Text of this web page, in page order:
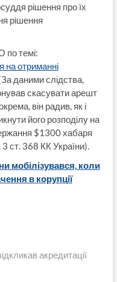
рішення про їх
рішення
по темі:
на отриманні
даними слідства,
скасувати арешт
він радив, як і
його розподілу на
$1300 хабаря
ст. 368 КК України).
мобілізувався, коли
в корупції
акредитації